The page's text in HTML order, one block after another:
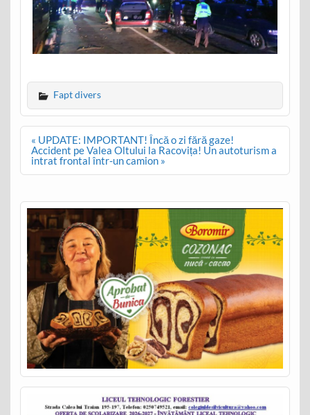
Fapt divers
Post
navigation
« UPDATE: IMPORTANT! Încă o zi fără gaze!
Accident pe Valea Oltului la Racovița! Un autoturism a
intrat frontal într-un camion »